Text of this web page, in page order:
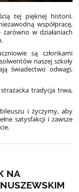
tej pięknej historii.
współpracę,
w działaniach
są członkami
naszej szkoły
świadectwo odwagi,
tradycja trwa,
i życzymy, aby
satysfakcji i zawsze
NA